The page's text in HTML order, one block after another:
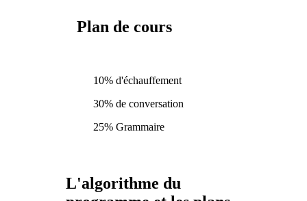
Plan de cours
10% d'échauffement
30% de conversation
25% Grammaire
L'algorithme du